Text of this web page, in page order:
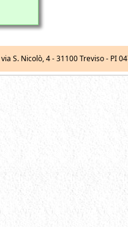
via S. Nicolò, 4-31100 Treviso - PI